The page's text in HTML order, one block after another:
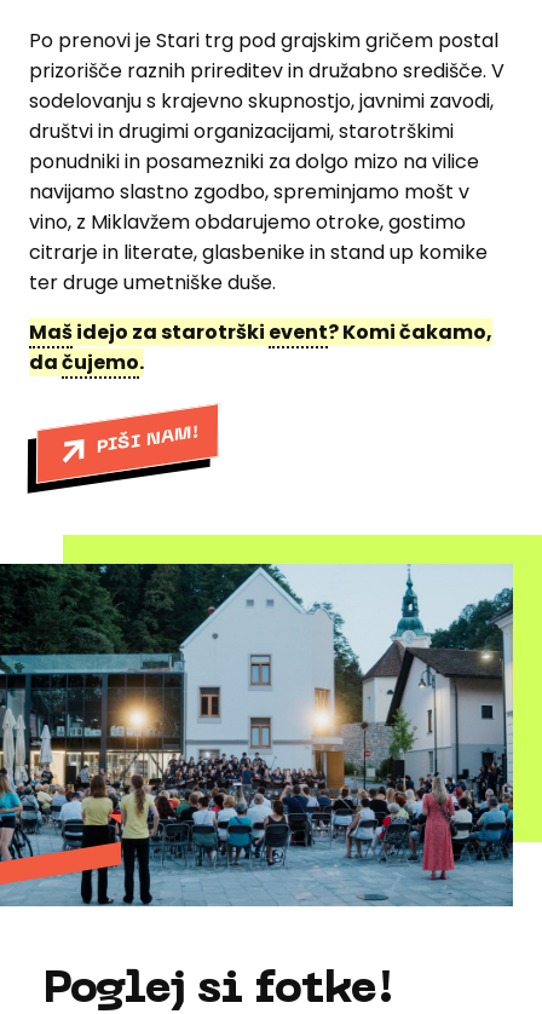
Po prenovi je Stari trg pod grajskim gričem postal
prizorišče raznih prireditev in družabno središče. V
sodelovanju s krajevno skupnostjo, javnimi zavodi,
društvi in drugimi organizacijami, starotrškimi
ponudniki in posamezniki za dolgo mizo na vilice
navijamo slastno zgodbo, spreminjamo mošt v
vino, z Miklavžem obdarujemo otroke, gostimo
citrarje in literate, glasbenike in stand up komike
ter druge umetniške duše.
Mašidejo za starotrški event? Komi čakamo,
dačujemo.
PIŠI NAM!
Poglej si fotke!